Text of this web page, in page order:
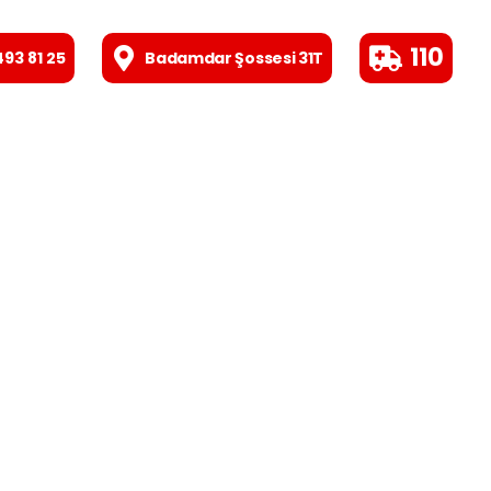
81 25 Badamdar Şossesi 31T 110